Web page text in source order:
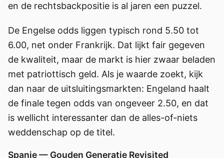
en de rechtsbackpositie is al jaren een puzzel.
De Engelse odds liggen typisch rond 5.50 tot
6.00, net onder Frankrijk. Dat lijkt fair gegeven
de kwaliteit, maar de markt is hier zwaar beladen
met patriottisch geld. Als je waarde zoekt, kijk
dan naar de uitsluitingsmarkten: Engeland haalt
de finale tegen odds van ongeveer 2.50, en dat
is wellicht interessanter dan de alles-of-niets
weddenschap op de titel.
Spanje — Gouden Generatie Revisited